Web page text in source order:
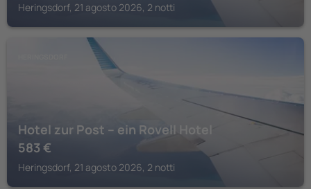
Heringsdorf, 21 agosto 2026, 2 notti
Hotel zur Post – ein Rovell Hotel
583 €
Heringsdorf, 21 agosto 2026, 2 notti